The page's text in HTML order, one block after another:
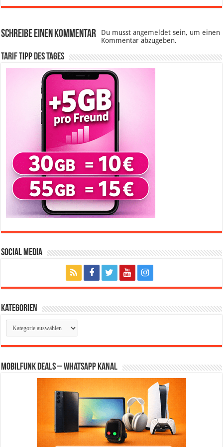
Schreibe einen Kommentar Du musstangemeldet sein, um einen
Kommentar abzugeben.
Tarif Tipp des Tages
Social Media
Kategorien
Kategorien
Mobilfunk Deals – WhatsApp Kanal